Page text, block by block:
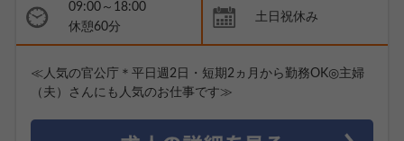
09:00～18:00
休憩60分
土日祝休み
≪人気の官公庁＊平日週2日・短期2ヵ月から勤務OK◎主婦
（夫）さんにも人気のお仕事です≫